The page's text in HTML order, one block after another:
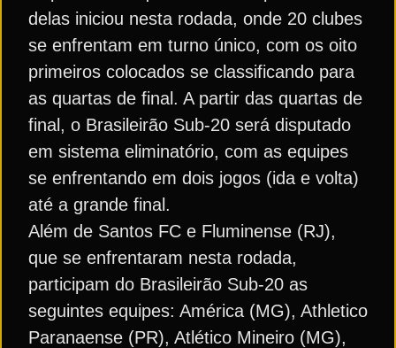
delas iniciou nesta rodada, onde 20 clubes
se enfrentam em turno único, com os oito
primeiros colocados se classificando para
as quartas de final. A partir das quartas de
final, o Brasileirão Sub-20 será disputado
em sistema eliminatório, com as equipes
se enfrentando em dois jogos (ida e volta)
até a grande final.
Além de Santos FC e Fluminense (RJ),
que se enfrentaram nesta rodada,
participam do Brasileirão Sub-20 as
seguintes equipes: América (MG), Athletico
Paranaense (PR), Atlético Mineiro (MG),